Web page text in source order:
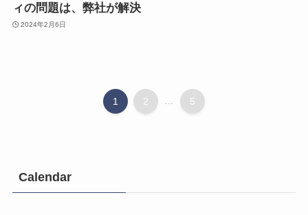
ィの問題は、弊社が解決
2024年2月6日
1 2 ... 5
Calendar